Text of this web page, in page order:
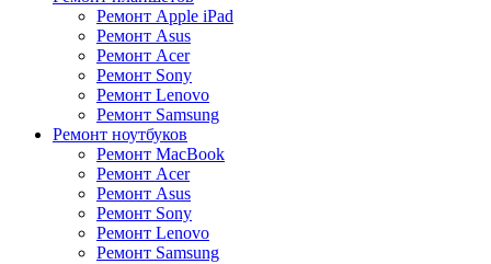
Ремонт Apple iPad
Ремонт Asus
Ремонт Acer
Ремонт Sony
Ремонт Lenovo
Ремонт Samsung
Ремонт ноутбуков
Ремонт MacBook
Ремонт Acer
Ремонт Asus
Ремонт Sony
Ремонт Lenovo
Ремонт Samsung